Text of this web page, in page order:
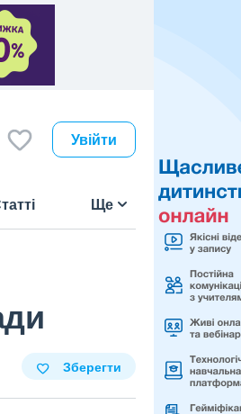
Увійти
Ще
Зберегти